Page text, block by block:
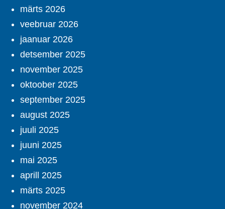
märts 2026
veebruar 2026
jaanuar 2026
detsember 2025
november 2025
oktoober 2025
september 2025
august 2025
juuli 2025
juuni 2025
mai 2025
aprill 2025
märts 2025
november 2024